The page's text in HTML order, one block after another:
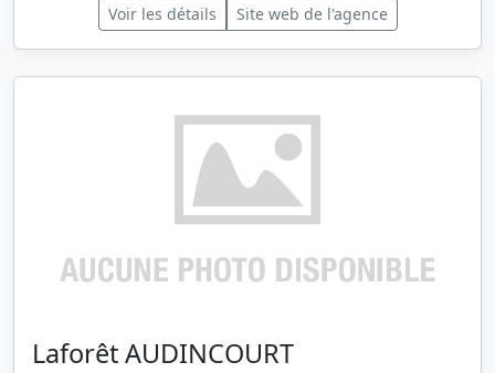
Voir les détails Site web de l'agence
Laforêt AUDINCOURT